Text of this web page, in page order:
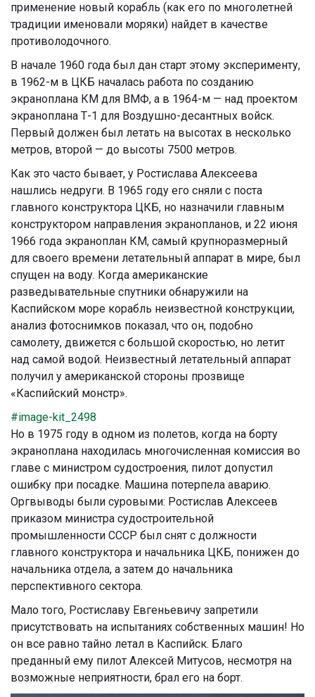
применение новый корабль (как его по многолетней
традиции именовали моряки) найдет в качестве
противолодочного.
В начале 1960 года был дан старт этому эксперименту,
в 1962-м в ЦКБ началась работа по созданию
экраноплана КМ для ВМФ, а в 1964-м — над проектом
экраноплана Т-1 для Воздушно-десантных войск.
Первый должен был летать на высотах в несколько
метров, второй — до высоты 7500 метров.
Как это часто бывает, у Ростислава Алексеева
нашлись недруги. В 1965 году его сняли с поста
главного конструктора ЦКБ, но назначили главным
конструктором направления экранопланов, и 22 июня
1966 года экраноплан КМ, самый крупноразмерный
для своего времени летательный аппарат в мире, был
спущен на воду. Когда американские
разведывательные спутники обнаружили на
Каспийском море корабль неизвестной конструкции,
анализ фотоснимков показал, что он, подобно
самолету, движется с большой скоростью, но летит
над самой водой. Неизвестный летательный аппарат
получил у американской стороны прозвище
«Каспийский монстр».
#image-kit_2498
Но в 1975 году в одном из полетов, когда на борту
экраноплана находилась многочисленная комиссия во
главе с министром судостроения, пилот допустил
ошибку при посадке. Машина потерпела аварию.
Оргвыводы были суровыми: Ростислав Алексеев
приказом министра судостроительной
промышленности СССР был снят с должности
главного конструктора и начальника ЦКБ, понижен до
начальника отдела, а затем до начальника
перспективного сектора.
Мало того, Ростиславу Евгеньевичу запретили
присутствовать на испытаниях собственных машин! Но
он все равно тайно летал в Каспийск. Благо
преданный ему пилот Алексей Митусов, несмотря на
возможные неприятности, брал его на борт.